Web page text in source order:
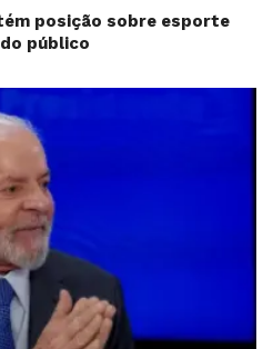
posição sobre esporte
público